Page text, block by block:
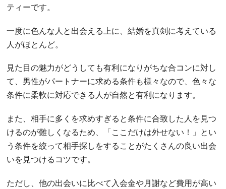
ティーです。
一度に色んな人と出会える上に、結婚を真剣に考えている
人がほとんど。
見た目の魅力がどうしても有利になりがちな合コンに対し
て、男性がパートナーに求める条件も様々なので、色々な
条件に柔軟に対応できる人が自然と有利になります。
また、相手に多くを求めすぎると条件に合致した人を見つ
けるのが難しくなるため、「ここだけは外せない！」とい
う条件を絞って相手探しをすることがたくさんの良い出会
いを見つけるコツです。
ただし、他の出会いに比べて入会金や月謝など費用が高い